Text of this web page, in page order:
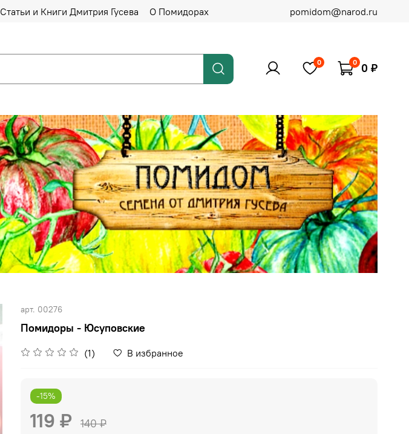
Статьи и Книги Дмитрия Гусева О Помидорах pomidom@narod.ru
0 0 0 ₽
арт. 00276
Помидоры - Юсуповские
(1) В избранное
-15%
119 ₽ 140 ₽